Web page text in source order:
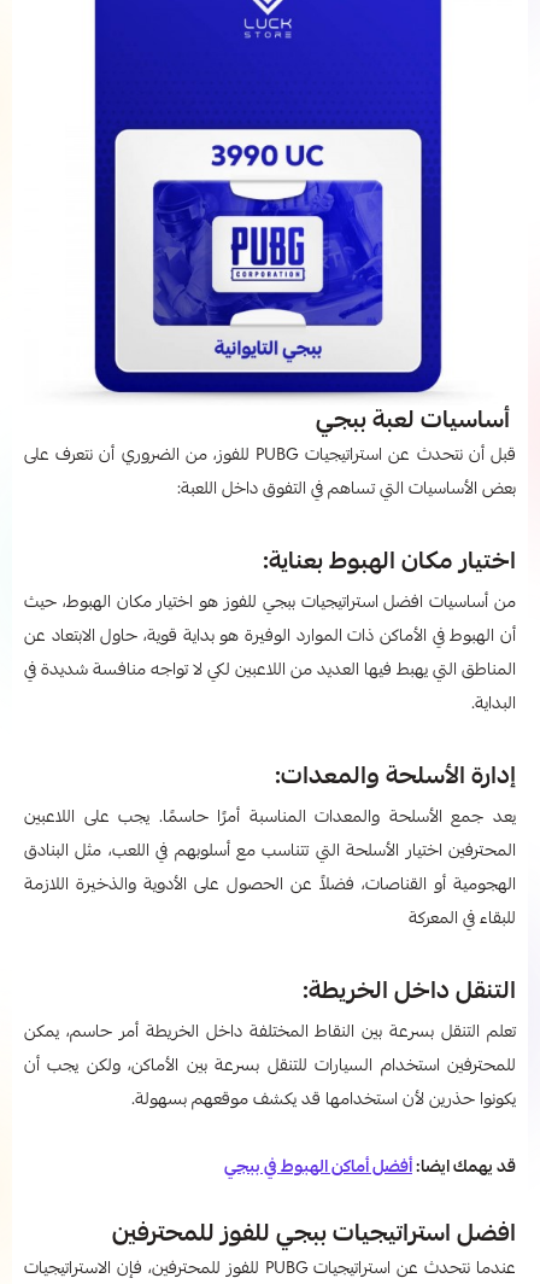
أساسيات لعبة ببجي
قبل أن نتحدث عن استراتيجيات PUBG للفوز، من الضروري أن نتعرف على
بعض الأساسيات التي تساهم في التفوق داخل اللعبة:
اختيار مكان الهبوط بعناية:
من أساسيات افضل استراتيجيات ببجي للفوز هو اختيار مكان الهبوط، حيث
أن الهبوط في الأماكن ذات الموارد الوفيرة هو بداية قوية، حاول الابتعاد عن
المناطق التي يهبط فيها العديد من اللاعبين لكي لا تواجه منافسة شديدة في
البداية.
إدارة الأسلحة والمعدات:
يعد جمع الأسلحة والمعدات المناسبة أمرًا حاسمًا. يجب على اللاعبين
المحترفين اختيار الأسلحة التي تتناسب مع أسلوبهم في اللعب، مثل البنادق
الهجومية أو القناصات، فضلاً عن الحصول على الأدوية والذخيرة اللازمة
للبقاء في المعركة
التنقل داخل الخريطة:
تعلم التنقل بسرعة بين النقاط المختلفة داخل الخريطة أمر حاسم، يمكن
للمحترفين استخدام السيارات للتنقل بسرعة بين الأماكن، ولكن يجب أن
يكونوا حذرين لأن استخدامها قد يكشف موقعهم بسهولة.
قد يهمك ايضا:أفضل أماكن الهبوط في ببجي
افضل استراتيجيات ببجي للفوز للمحترفين
عندما نتحدث عن استراتيجيات PUBG للفوز للمحترفين، فإن الاستراتيجيات